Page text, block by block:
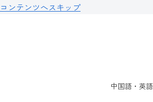
コンテンツへスキップ
中国語・英